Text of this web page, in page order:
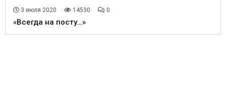
3 июля 2020 14530 0
«Всегда на посту…»